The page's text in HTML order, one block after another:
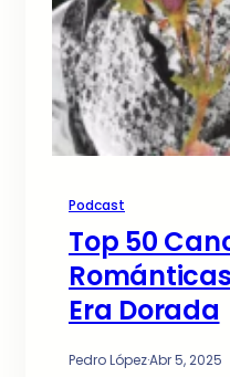
Podcast
Top 50
Era Dorada
Pedro López·Abr 5, 2025